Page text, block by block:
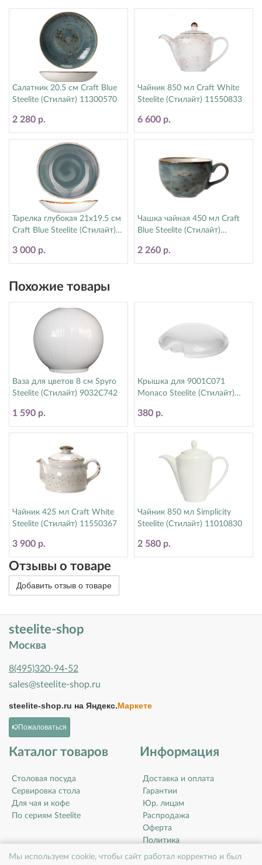
Мы используем cookie, чтобы сайт работал корректно и был
Салатник 20.5 см Craft Blue
Steelite (Стилайт) 11300570
2 280 р.
Чайник 850 мл Craft White
Steelite (Стилайт) 11550833
6 600 р.
Тарелка глубокая 21х19.5 см
Craft Blue Steelite (Стилайт)
3 000 р.
Чашка чайная 450 мл Craft
Blue Steelite (Стилайт)
2 260 р.
Похожие товары
Ваза для цветов 8 см Spyro
Steelite (Стилайт) 9032C742
1 590 р.
Крышка для 9001C071
Monaco Steelite (Стилайт)
380 р.
Чайник 425 мл Craft White
Steelite (Стилайт) 11550367
3 900 р.
Чайник 850 мл Simplicity
Steelite (Стилайт) 11010830
2 580 р.
Отзывы о товаре
Добавить отзыв о товаре
steelite-shop
Москва
8(495)320-94-52
sales@steelite-shop.ru
steelite-shop.ru на Яндекс.Маркете
Пожаловаться
Каталог товаров
Столовая посуда
Сервировка стола
Для чая и кофе
По сериям Steelite
Информация
Доставка и оплата
Гарантии
Юр. лицам
Распродажа
Оферта
Политика
конфиденциальности